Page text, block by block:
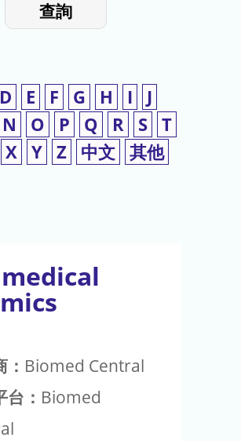
查詢
D E F G H I
J
N O P Q R S T
X Y Z 中文 其他
Biomed Central
： Biomed